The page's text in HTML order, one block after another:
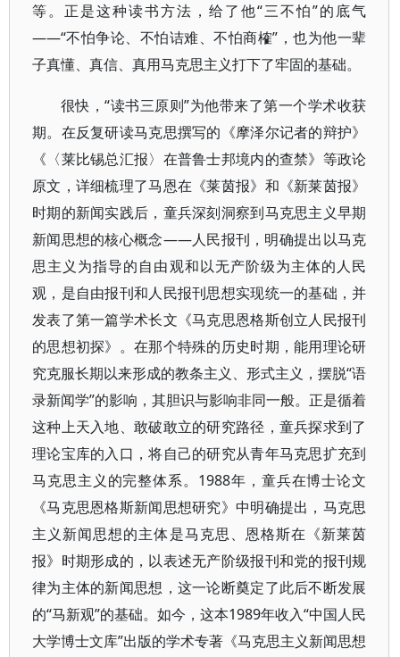
等。正是这种读书方法，给了他“三不怕”的底气
——“不怕争论、不怕诘难、不怕商榷”，也为他一辈
子真懂、真信、真用马克思主义打下了牢固的基础。
很快，“读书三原则”为他带来了第一个学术收获
期。在反复研读马克思撰写的《摩泽尔记者的辩护》
《〈莱比锡总汇报〉在普鲁士邦境内的查禁》等政论
原文，详细梳理了马恩在《莱茵报》和《新莱茵报》
时期的新闻实践后，童兵深刻洞察到马克思主义早期
新闻思想的核心概念——人民报刊，明确提出以马克
思主义为指导的自由观和以无产阶级为主体的人民
观，是自由报刊和人民报刊思想实现统一的基础，并
发表了第一篇学术长文《马克思恩格斯创立人民报刊
的思想初探》。在那个特殊的历史时期，能用理论研
究克服长期以来形成的教条主义、形式主义，摆脱“语
录新闻学”的影响，其胆识与影响非同一般。正是循着
这种上天入地、敢破敢立的研究路径，童兵探求到了
理论宝库的入口，将自己的研究从青年马克思扩充到
马克思主义的完整体系。1988年，童兵在博士论文
《马克思恩格斯新闻思想研究》中明确提出，马克思
主义新闻思想的主体是马克思、恩格斯在《新莱茵
报》时期形成的，以表述无产阶级报刊和党的报刊规
律为主体的新闻思想，这一论断奠定了此后不断发展
的“马新观”的基础。如今，这本1989年收入“中国人民
大学博士文库”出版的学术专著《马克思主义新闻思想